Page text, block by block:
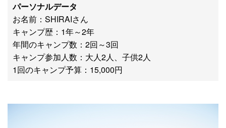
パーソナルデータ
お名前：SHIRAIさん
キャンプ歴：1年～2年
年間のキャンプ数：2回～3回
キャンプ参加人数：大人2人、子供2人
1回のキャンプ予算：15,000円